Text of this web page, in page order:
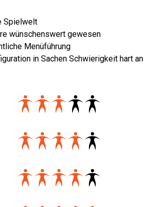
Spielwelt
wünschenswert gewesen
Menüführung
in Sachen Schwierigkeit hart an